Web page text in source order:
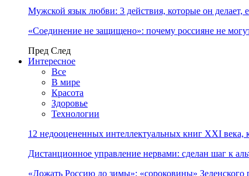
Мужской язык любви: 3 действия, которые он делает,
«Соединение не защищено»: почему россияне не
Пред След
Интересное
Все
В мире
Красота
Здоровье
Технологии
12 недооцененных интеллектуальных книг XXI века,
Дистанционное управление нервами: сделан шаг к
«Дожать Россию до зимы»: «сороковины»